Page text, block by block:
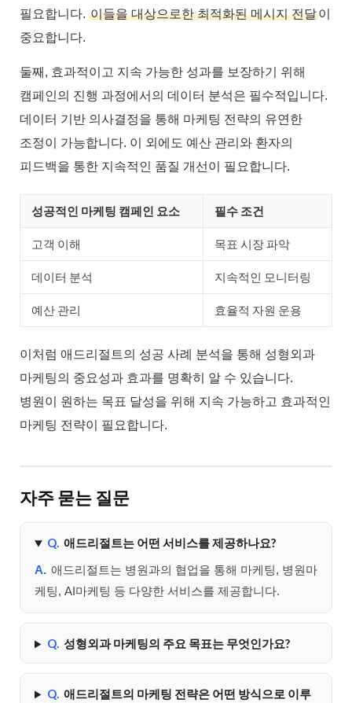
필요합니다. 이들을 대상으로한 최적화된 메시지 전달이
중요합니다.
둘째, 효과적이고 지속 가능한 성과를 보장하기 위해
캠페인의 진행 과정에서의 데이터 분석은 필수적입니다.
데이터 기반 의사결정을 통해 마케팅 전략의 유연한
조정이 가능합니다. 이 외에도 예산 관리와 환자의
피드백을 통한 지속적인 품질 개선이 필요합니다.
성공적인 마케팅 캠페인 요소 필수 조건
고객 이해 목표 시장 파악
데이터 분석 지속적인 모니터링
예산 관리 효율적 자원 운용
이처럼 애드리절트의 성공 사례 분석을 통해 성형외과
마케팅의 중요성과 효과를 명확히 알 수 있습니다.
병원이 원하는 목표 달성을 위해 지속 가능하고 효과적인
마케팅 전략이 필요합니다.
자주 묻는 질문
Q. 애드리절트는 어떤 서비스를 제공하나요?
A. 애드리절트는 병원과의 협업을 통해 마케팅, 병원마
케팅, AI마케팅 등 다양한 서비스를 제공합니다.
Q. 성형외과 마케팅의 주요 목표는 무엇인가요?
Q. 애드리절트의 마케팅 전략은 어떤 방식으로 이루